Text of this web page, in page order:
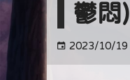
鬱悶)
2023/10/19